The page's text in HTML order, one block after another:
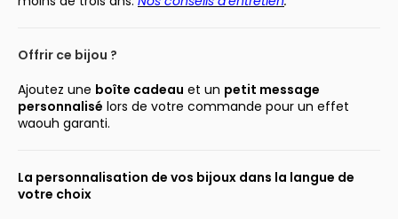
Offrir ce bijou ?
Ajoutez une boîte cadeau et un petit message
personnalisé lors de votre commande pour un effet
waouh garanti.
La personnalisation de vos bijoux dans la langue de
votre choix